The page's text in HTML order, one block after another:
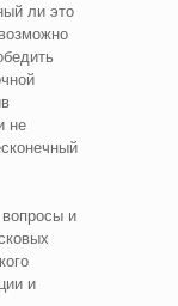
ли это
не
и
и